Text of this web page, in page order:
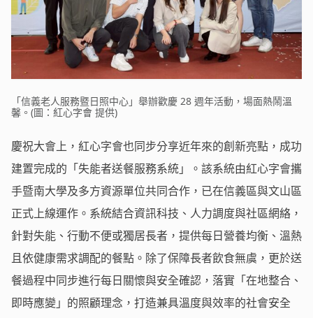
「信義老人服務暨日照中心」舉辦歡慶 28 週年活動，場面熱鬧溫
馨。(圖：紅心字會 提供)
慶祝大會上，紅心字會也同步分享近年來的創新亮點，成功
建置完成的「失能者送餐服務系統」。該系統由紅心字會攜
手暨南大學及多方資源單位共同合作，已在信義區與文山區
正式上線運作。系統結合資訊科技、人力調度與社區網絡，
針對失能、行動不便或獨居長者，提供每日營養均衡、溫熱
且依健康需求調配的餐點。除了保障長者飲食無虞，更於送
餐過程中同步進行每日關懷與安全確認，落實「在地整合、
即時應變」的照顧理念，打造兼具溫度與效率的社會安全